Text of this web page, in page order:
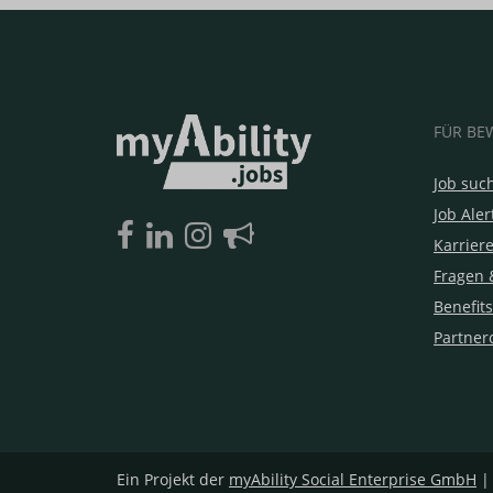
FÜR
Job
Job
Fragen
Ein Projekt der myAbility Social Enterprise GmbH |